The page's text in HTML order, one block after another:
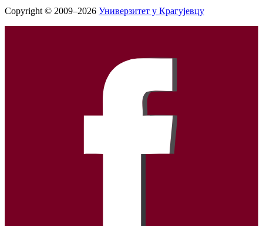
Copyright © 2009–2026 Универзитет у Крагујевцу